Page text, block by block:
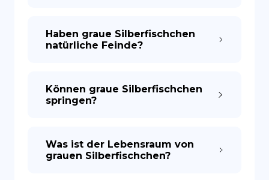
Haben graue Silberfischchen
natürliche Feinde?
Können graue Silberfischchen
springen?
Was ist der Lebensraum von
grauen Silberfischchen?